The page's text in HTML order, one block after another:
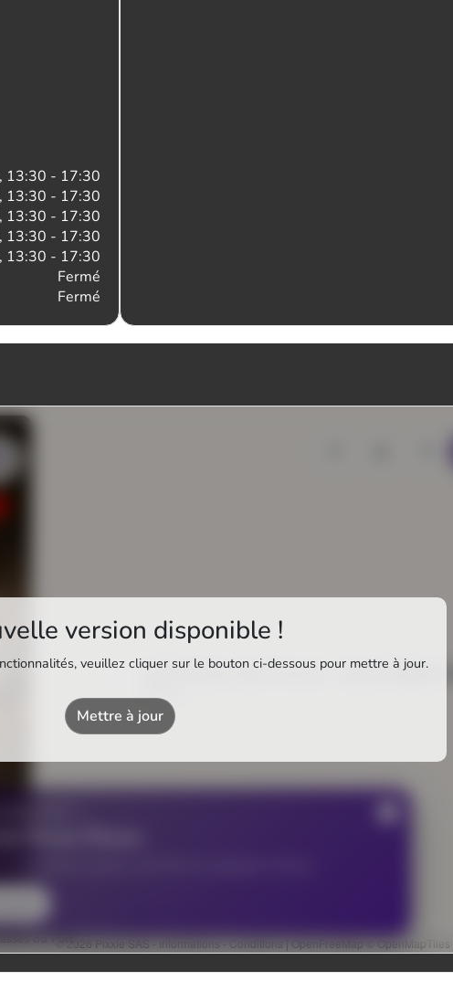
13:30 - 17:30
13:30 - 17:30
13:30 - 17:30
13:30 - 17:30
13:30 - 17:30
Fermé
Fermé